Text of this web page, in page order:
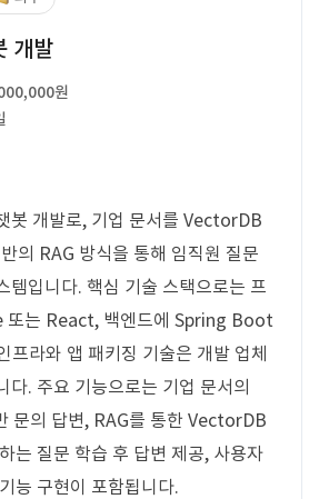
개발
원
봇 개발로, 기업 문서를 VectorDB
의 RAG 방식을 통해 임직원 질문
템입니다. 핵심 기술 스택으로는 프
또는 React, 백엔드에 Spring Boot
프라와 앱 패키징 기술은 개발 업체
다. 주요 기능으로는 기업 문서의
문의 답변, RAG를 통한 VectorDB
는 질문 학습 후 답변 제공, 사용자
능 구현이 포함됩니다.